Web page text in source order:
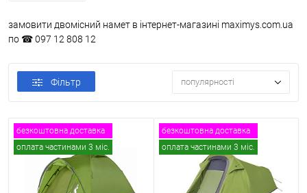
замовити двомісний намет в інтернет-магазині maximys.com.ua
по ☎ 097 12 808 12
Фільтр популярності
безкоштовна доставка
оплата частинами 3 міс.
безкоштовна доставка
оплата частинами 3 міс.